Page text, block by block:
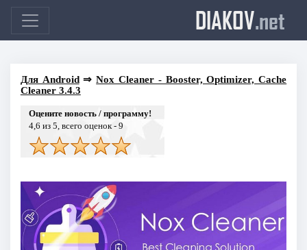
DIAKOV.net
Для Android⇒Nox Cleaner - Booster, Optimizer, Cache
Cleaner 3.4.3
Оцените новость / программу!
4,6 из 5, всего оценок - 9